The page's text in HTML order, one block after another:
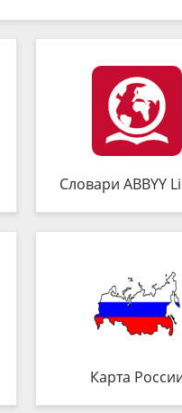
Словари ABBYY
Карта